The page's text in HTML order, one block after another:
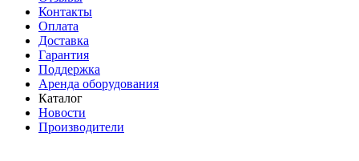
Контакты
Оплата
Доставка
Гарантия
Поддержка
Аренда оборудования
Каталог
Новости
Производители